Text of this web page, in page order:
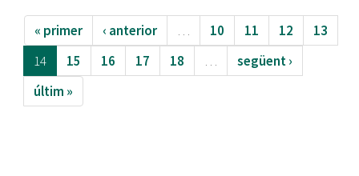
« primer ‹ anterior … 10 11 12
13
14
15 16 17 18 …
següent ›
últim »